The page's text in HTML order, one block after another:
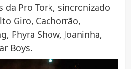
da Pro Tork, sincronizado
Giro, Cachorrão,
Phyra Show, Joaninha,
Boys.